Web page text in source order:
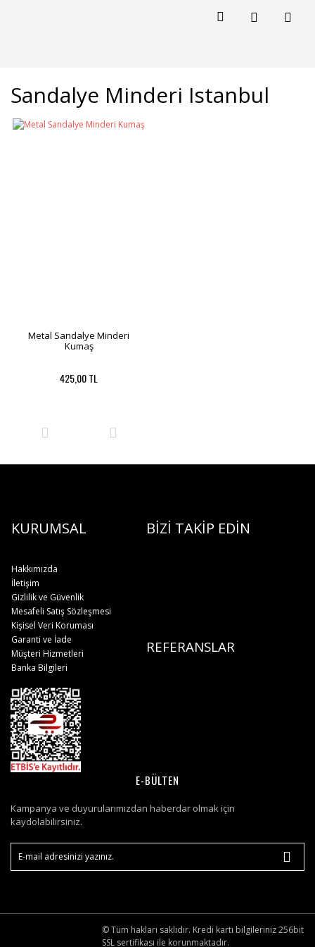
Sandalye Minderi Istanbul
Metal Sandalye Minderi
Kumaş
425,00 TL
KURUMSAL BİZİ TAKİP EDİN
Hakkımızda
İletişim
Gizlilik ve Güvenlik
Mesafeli Satış Sözleşmesi
Kişisel Veri Koruması
REFERANSLAR
Garanti ve İade
Müşteri Hizmetleri
Banka Bilgileri
E-BÜLTEN
Kampanya ve duyurularımızdan haberdar olmak için
kaydolabilirsiniz.
© Tüm hakları saklıdır. Kredi kartı bilgileriniz 256bit
SSL sertifikası ile korunmaktadır.